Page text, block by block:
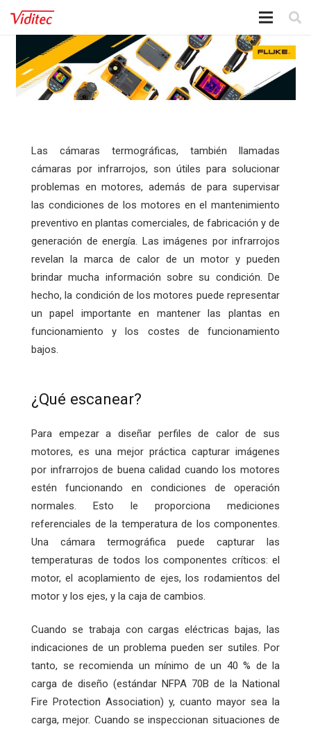
Las cámaras termográficas, también llamadas
cámaras por infrarrojos, son útiles para solucionar
problemas en motores, además de para supervisar
las condiciones de los motores en el mantenimiento
preventivo en plantas comerciales, de fabricación y de
generación de energía. Las imágenes por infrarrojos
revelan la marca de calor de un motor y pueden
brindar mucha información sobre su condición. De
hecho, la condición de los motores puede representar
un papel importante en mantener las plantas en
funcionamiento y los costes de funcionamiento
bajos.
¿Qué escanear?
Para empezar a diseñar perfiles de calor de sus
motores, es una mejor práctica capturar imágenes
por infrarrojos de buena calidad cuando los motores
estén funcionando en condiciones de operación
normales. Esto le proporciona mediciones
referenciales de la temperatura de los componentes.
Una cámara termográfica puede capturar las
temperaturas de todos los componentes críticos: el
motor, el acoplamiento de ejes, los rodamientos del
motor y los ejes, y la caja de cambios.
Cuando se trabaja con cargas eléctricas bajas, las
indicaciones de un problema pueden ser sutiles. Por
tanto, se recomienda un mínimo de un 40 % de la
carga de diseño (estándar NFPA 70B de la National
Fire Protection Association) y, cuanto mayor sea la
carga, mejor. Cuando se inspeccionan situaciones de